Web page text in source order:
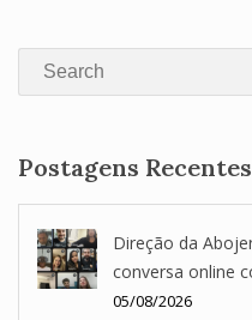
Search
Postagens Recentes
Direção da
conversa online
05/08/2026